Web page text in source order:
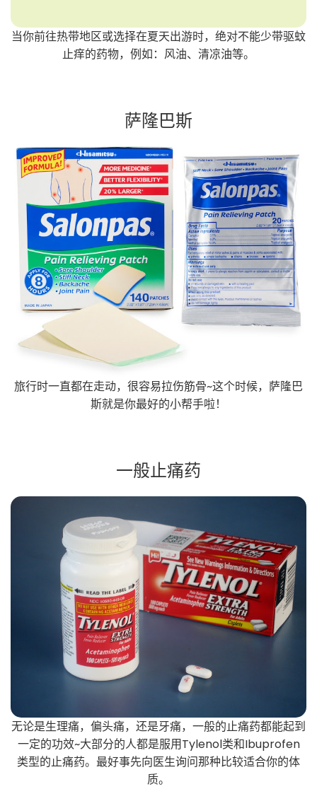
当你前往热带地区或选择在夏天出游时，绝对不能少带驱蚊
止痒的药物，例如：风油、清凉油等。
萨隆巴斯
旅行时一直都在走动，很容易拉伤筋骨~这个时候，萨隆巴
斯就是你最好的小帮手啦！
一般止痛药
无论是生理痛，偏头痛，还是牙痛，一般的止痛药都能起到
一定的功效~大部分的人都是服用Tylenol类和Ibuprofen
类型的止痛药。最好事先向医生询问那种比较适合你的体
质。